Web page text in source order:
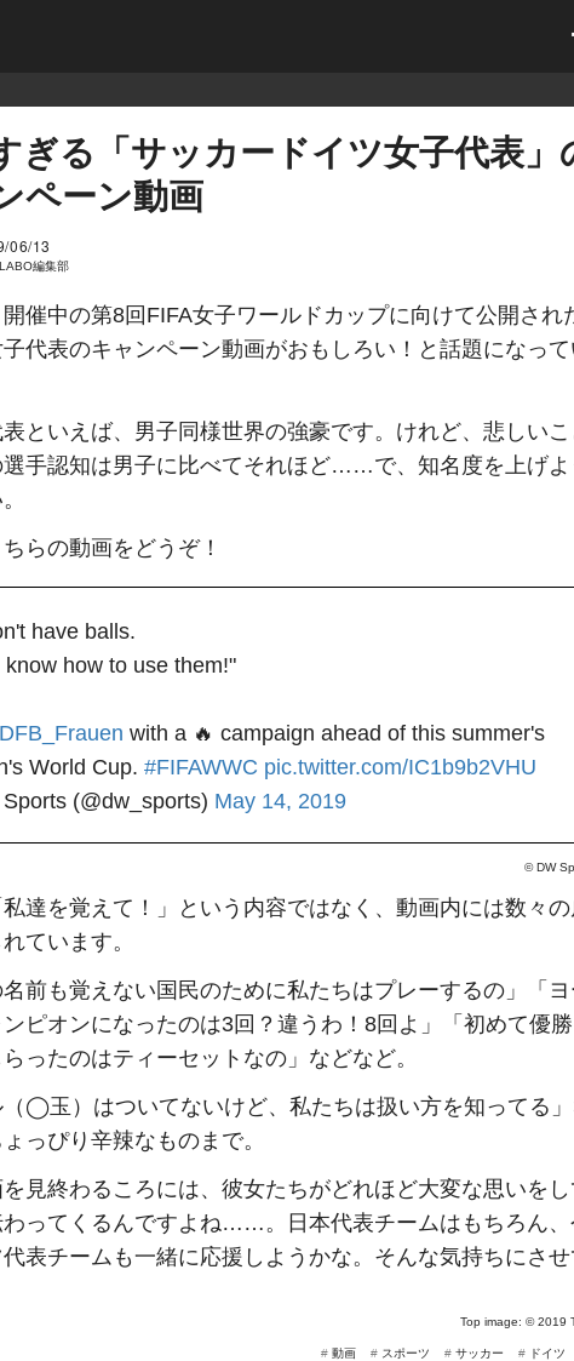
ぎる「サッカードイツ女子代表」
ペーン動画
06/13
編集部
催中の第8回FIFA女子ワールドカップに向けて公開され
代表のキャンペーン動画がおもしろい！と話題になって
といえば、男子同様世界の強豪です。けれど、悲しいこ
手認知は男子に比べてそれほど……で、知名度を上げよ
らの動画をどうぞ！
have balls.
know how to use them!"
with a 🔥 campaign ahead of this summer's
World Cup. #FIFAWWC pic.twitter.com/IC1b9b2VHU
(@dw_sports) May 14, 2019
©DW
達を覚えて！」という内容ではなく、動画内には数々の
ています。
前も覚えない国民のために私たちはプレーするの」「ヨ
ピオンになったのは3回？違うわ！8回よ」「初めて優
ったのはティーセットなの」などなど。
◯玉）はついてないけど、私たちは扱い方を知ってる
っぴり辛辣なものまで。
見終わるころには、彼女たちがどれほど大変な思いをし
わってくるんですよね……。日本代表チームはもちろん、
表チームも一緒に応援しようかな。そんな気持ちにさせ
Top image: ©2019
# ドイツ
# サッカー
# スポーツ
# 動画